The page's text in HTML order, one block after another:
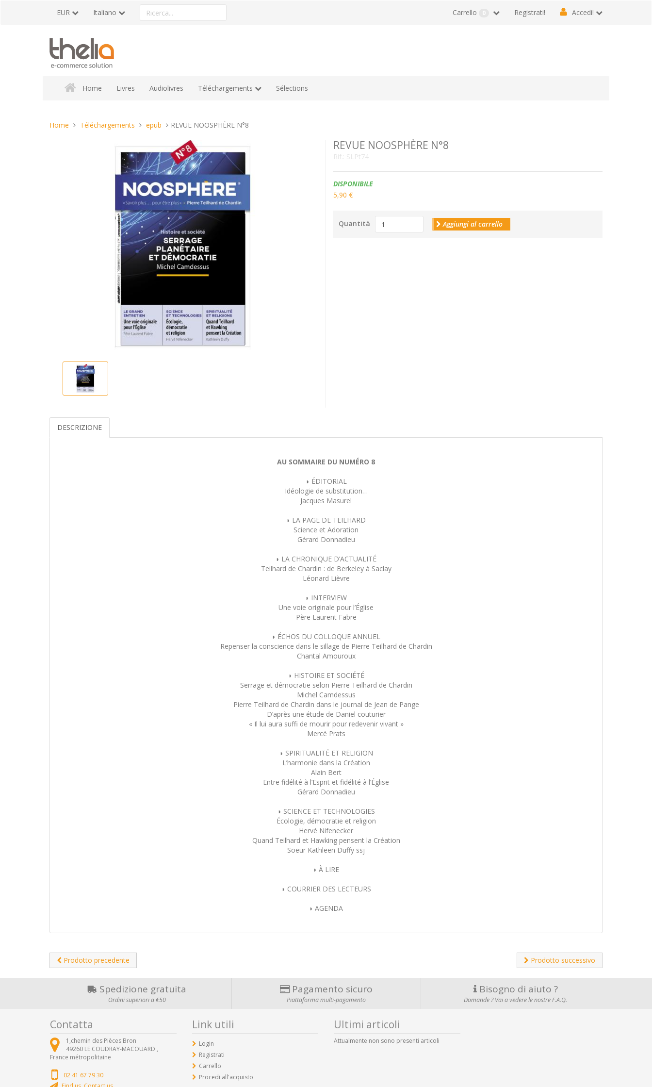
EUR Italiano
Ricerca
un
Registrati! Accedi!
Carrello 0
Home Livres Audiolivres Téléchargements Sélections
Tu
Home Téléchargements epub REVUE NOOSPHÈRE N°8
REVUE NOOSPHÈRE N°8
Rif.: SLPt74
Disponibilità:
DISPONIBILE
5,90 €
Quantità Aggiungi al carrello
DESCRIZIONE
AU SOMMAIRE DU NUMÉRO 8
◗ ÉDITORIAL
Idéologie de substitution…
Jacques Masurel
◗ LA PAGE DE TEILHARD
Science et Adoration
Gérard Donnadieu
◗ LA CHRONIQUE D’ACTUALITÉ
Teilhard de Chardin : de Berkeley à Saclay
Léonard Lièvre
◗ INTERVIEW
Une voie originale pour l’Église
Père Laurent Fabre
◗ ÉCHOS DU COLLOQUE ANNUEL
Repenser la conscience dans le sillage de Pierre Teilhard de Chardin
Chantal Amouroux
◗ HISTOIRE ET SOCIÉTÉ
Serrage et démocratie selon Pierre Teilhard de Chardin
Michel Camdessus
Pierre Teilhard de Chardin dans le journal de Jean de Pange
D’après une étude de Daniel couturier
« Il lui aura suffi de mourir pour redevenir vivant »
Mercé Prats
◗ SPIRITUALITÉ ET RELIGION
L’harmonie dans la Création
Alain Bert
Entre fidélité à l’Esprit et fidélité à l’Église
Gérard Donnadieu
◗ SCIENCE ET TECHNOLOGIES
Écologie, démocratie et religion
Hervé Nifenecker
Quand Teilhard et Hawking pensent la Création
Soeur Kathleen Duffy ssj
◗ À LIRE
◗ COURRIER DES LECTEURS
◗ AGENDA
Prodotto precedente Prodotto successivo
Spedizione gratuita
Ordini superiori a €50
Pagamento sicuro
Piattaforma multi-pagamento
Bisogno di aiuto ?
Domande ? Vai a vedere le nostre F.A.Q.
Contatta
1,chemin des Pièces Bron
49260 LE COUDRAY-MACOUARD ,
France métropolitaine
02 41 67 79 30
Link utili
Login
Registrati
Carrello
Procedi all'acquisto
Ultimi articoli
Attualmente non sono presenti articoli